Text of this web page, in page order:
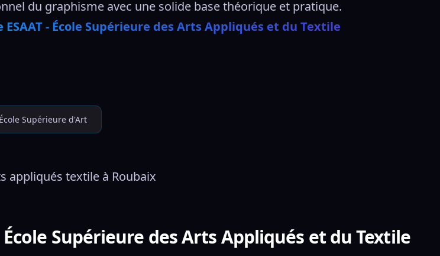
du graphisme avec une solide base théorique et pratique.
- École Supérieure des Arts Appliqués et du Textile
École Supérieure d'Art
appliqués textile à Roubaix
Supérieure des Arts Appliqués et du Textile